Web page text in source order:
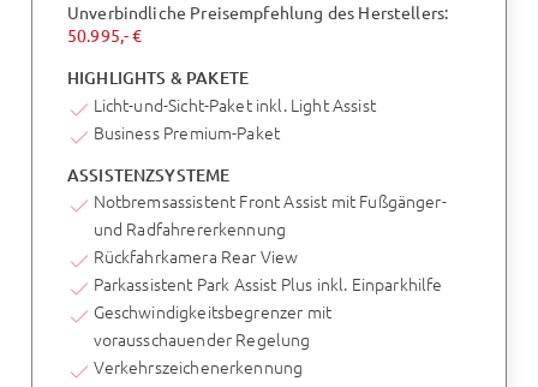
Unverbindliche Preisempfehlung des Herstellers:
50.995,- €
HIGHLIGHTS & PAKETE
Licht-und-Sicht-Paket inkl. Light Assist
Business Premium-Paket
ASSISTENZSYSTEME
Notbremsassistent Front Assist mit Fußgänger-
und Radfahrererkennung
Rückfahrkamera Rear View
Parkassistent Park Assist Plus inkl. Einparkhilfe
Geschwindigkeitsbegrenzer mit
vorausschauender Regelung
Verkehrszeichenerkennung